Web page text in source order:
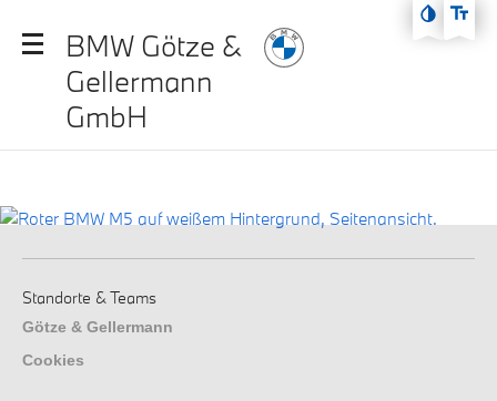
Zum Hauptmenü
BMW Götze &
Gellermann
GmbH
Standorte & Teams
Götze & Gellermann
Cookies